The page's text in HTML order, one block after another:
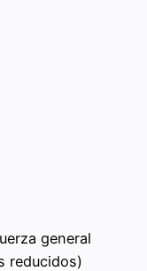
general
reducidos)